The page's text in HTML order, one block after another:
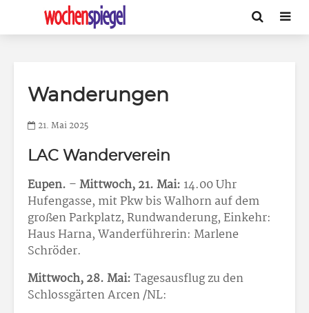
Wanderungen
21. Mai 2025
LAC Wanderverein
Eupen. –Mittwoch, 21. Mai: 14.00 Uhr
Hufengasse, mit Pkw bis Walhorn auf dem
großen Parkplatz, Rundwanderung, Einkehr:
Haus Harna, Wanderführerin: Marlene
Schröder.
Mittwoch, 28. Mai:Tagesausflug zu den
Schlossgärten Arcen /NL: